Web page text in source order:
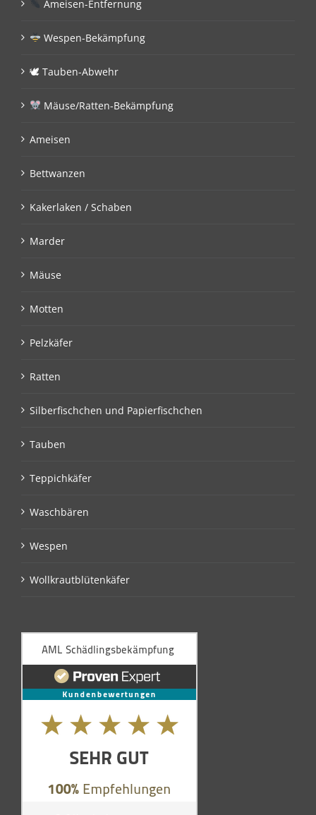
Ameisen-Entfernung
Wespen-Bekämpfung
🕊 Tauben-Abwehr
Mäuse/Ratten-Bekämpfung
Ameisen
Bettwanzen
Kakerlaken / Schaben
Marder
Mäuse
Motten
Pelzkäfer
Ratten
Silberfischchen und Papierfischchen
Tauben
Teppichkäfer
Waschbären
Wespen
Wollkrautblütenkäfer